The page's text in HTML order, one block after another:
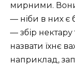
мирними. Вони
— ніби в них є
— збір
назвати їхнє
наприклад,